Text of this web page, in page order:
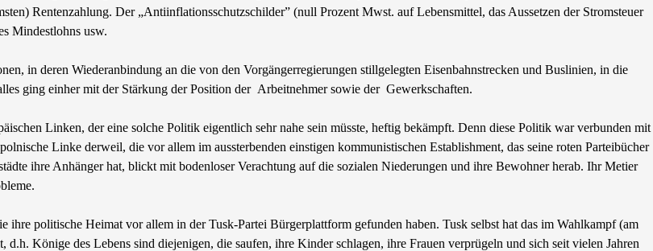
Rentenzahlung. Der „Antiinflationsschutzschilder” (null Prozent Mwst. auf Lebensmittel, das Aussetzen der Stromsteuer
Mindestlohns usw.
in deren Wiederanbindung an die von den Vorgängerregierungen stillgelegten Eisenbahnstrecken und Buslinien, in die
ging einher mit der Stärkung der Position der Arbeitnehmer sowie der Gewerkschaften.
Linken, der eine solche Politik eigentlich sehr nahe sein müsste, heftig bekämpft. Denn diese Politik war verbunden mit
Linke derweil, die vor allem im aussterbenden einstigen kommunistischen Establishment, das seine roten Parteibücher
ihre Anhänger hat, blickt mit bodenloser Verachtung auf die sozialen Niederungen und ihre Bewohner herab. Ihr Metier
ihre politische Heimat vor allem in der Tusk-Partei Bürgerplattform gefunden haben. Tusk selbst hat das im Wahlkampf (am
Könige des Lebens sind diejenigen, die saufen, ihre Kinder schlagen, ihre Frauen verprügeln und sich seit vielen Jahren